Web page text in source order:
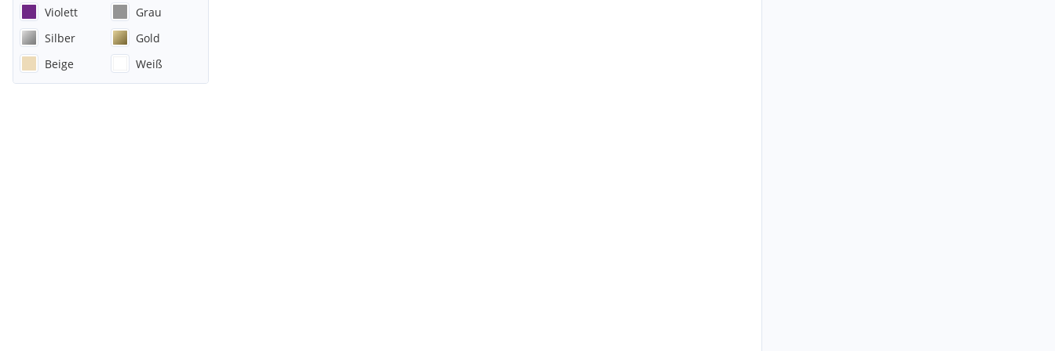
Violett
Grau
Silber
Gold
Beige
Weiß